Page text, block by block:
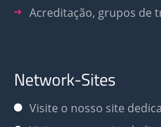
Acreditação, grupos de
Network-Sites
Visite o nosso site